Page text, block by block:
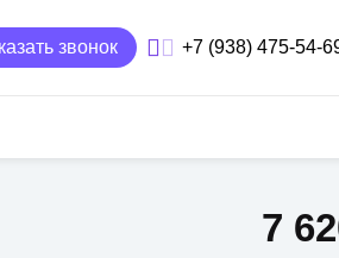
звонок +7 (938) 475-54-
7